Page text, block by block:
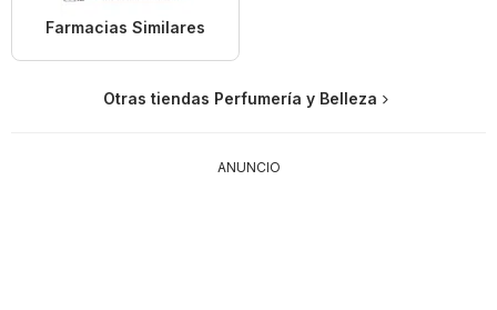
Farmacias Similares
Otras tiendas Perfumería y Belleza
ANUNCIO